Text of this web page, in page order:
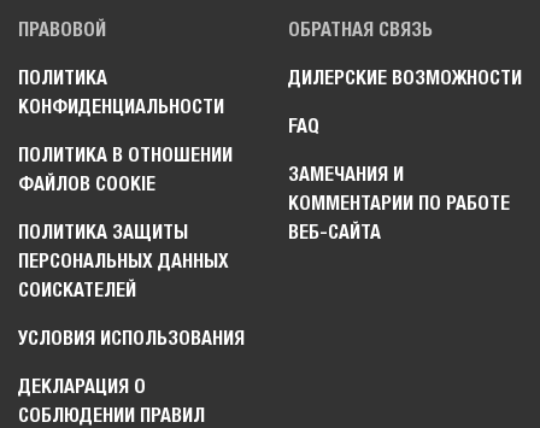
ПРАВОВОЙ
ПОЛИТИКА
КОНФИДЕНЦИАЛЬНОСТИ
ПОЛИТИКА В ОТНОШЕНИИ
ФАЙЛОВ COOKIE
ПОЛИТИКА ЗАЩИТЫ
ПЕРСОНАЛЬНЫХ ДАННЫХ
СОИСКАТЕЛЕЙ
УСЛОВИЯ ИСПОЛЬЗОВАНИЯ
ДЕКЛАРАЦИЯ О
СОБЛЮДЕНИИ ПРАВИЛ
ОБРАТНАЯ СВЯЗЬ
ДИЛЕРСКИЕ ВОЗМОЖНОСТИ
FAQ
ЗАМЕЧАНИЯ И
КОММЕНТАРИИ ПО РАБОТЕ
ВЕБ-САЙТА